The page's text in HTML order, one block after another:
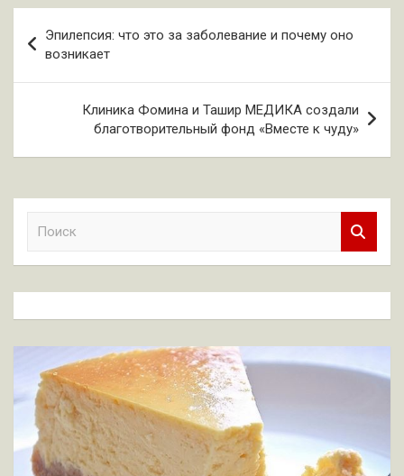
по
записям
Эпилепсия: что это за заболевание и почему оно
возникает
Клиника Фомина и Ташир МЕДИКА создали
благотворительный фонд «Вместе к чуду»
к